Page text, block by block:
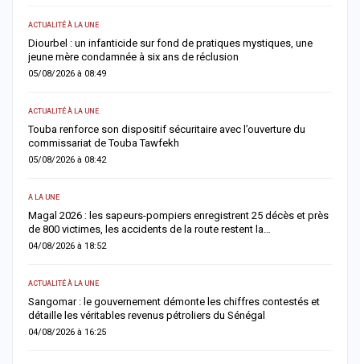
ACTUALITÉ À LA UNE
Diourbel : un infanticide sur fond de pratiques mystiques, une
jeune mère condamnée à six ans de réclusion
05/08/2026 à 08:49
ACTUALITÉ À LA UNE
Touba renforce son dispositif sécuritaire avec l’ouverture du
commissariat de Touba Tawfekh
05/08/2026 à 08:42
A LA UNE
Magal 2026 : les sapeurs-pompiers enregistrent 25 décès et près
de 800 victimes, les accidents de la route restent la…
04/08/2026 à 18:52
ACTUALITÉ À LA UNE
Sangomar : le gouvernement démonte les chiffres contestés et
détaille les véritables revenus pétroliers du Sénégal
04/08/2026 à 16:25